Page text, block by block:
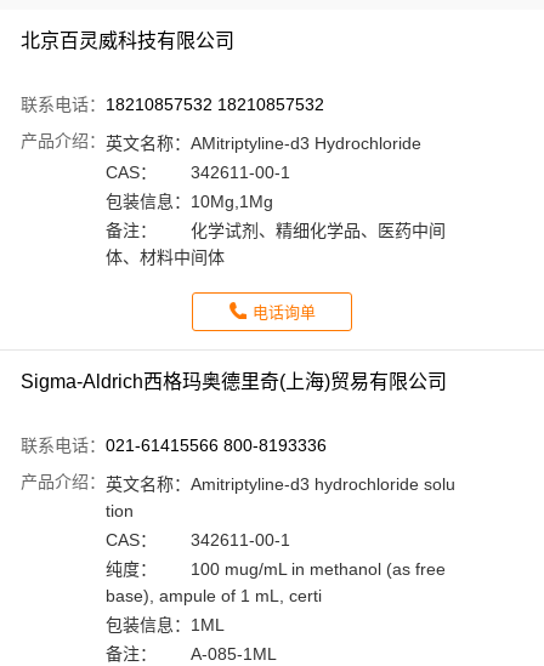
北京百灵威科技有限公司
联系电话： 18210857532 18210857532
产品介绍： 英文名称： AMitriptyline-d3 Hydrochloride
CAS：
342611-00-1
包装信息： 10Mg,1Mg
备注：
化学试剂、精细化学品、医药中间
体、材料中间体
电话询单
Sigma-Aldrich西格玛奥德里奇(上海)贸易有限公司
联系电话： 021-61415566 800-8193336
产品介绍： 英文名称： Amitriptyline-d3 hydrochloride solu
tion
CAS：
342611-00-1
纯度：
100 mug/mL in methanol (as free
base), ampule of 1 mL, certi
包装信息： 1ML
备注：
A-085-1ML